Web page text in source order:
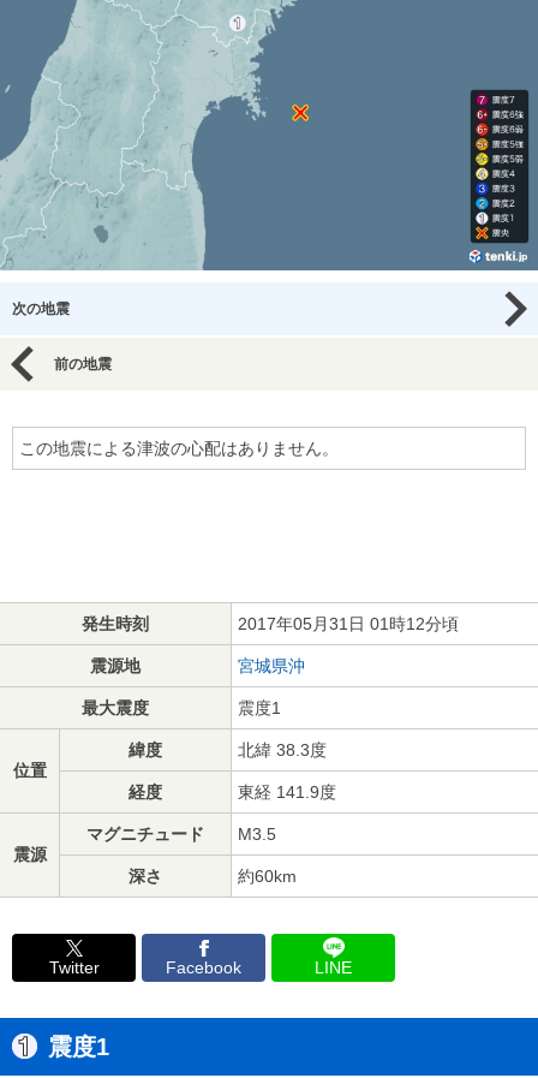
次の地震
前の地震
この地震による津波の心配はありません。
発生時刻 2017年05月31日 01時12分頃
震源地 宮城県沖
最大震度 震度1
位置
緯度 北緯 38.3度
経度 東経 141.9度
震源
マグニチュード M3.5
深さ 約60km
Twitter Facebook LINE
震度1